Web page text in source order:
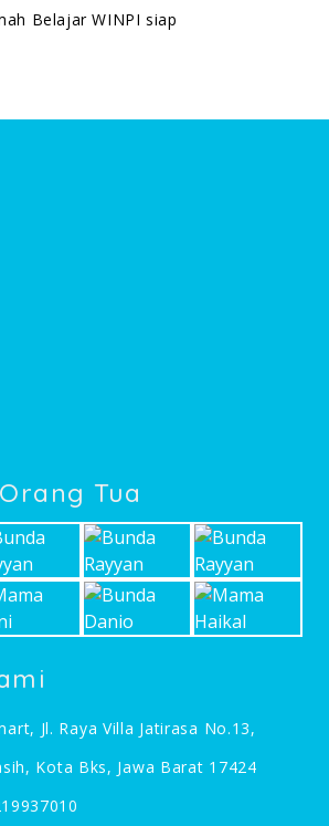
Belajar WINPI siap
Tua
Jl. Raya Villa Jatirasa No.13,
Kota Bks, Jawa Barat 17424